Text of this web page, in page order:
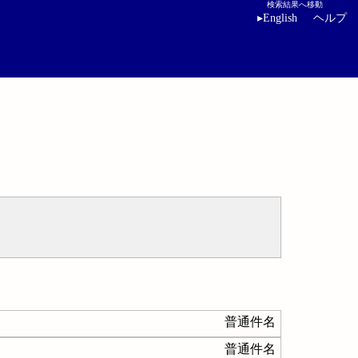
検索結果へ移動
▸English ヘルプ
普通件名
普通件名